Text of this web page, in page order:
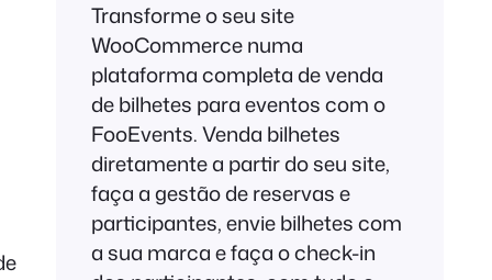
Transforme o seu site
WooCommerce numa
plataforma completa de venda
de bilhetes para eventos com o
FooEvents. Venda bilhetes
diretamente a partir do seu site,
faça a gestão de reservas e
participantes, envie bilhetes com
a sua marca e faça o check-in